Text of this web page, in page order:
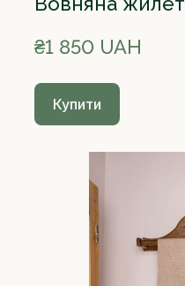
₴1 850 UAH
Купити